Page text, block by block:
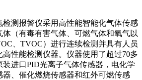
测报警仪采用高性能智能化气体传感
（有毒有害气体、可燃气体和氧气以
、TVOC）进行连续检测并具有人员
性能检测仪器。仪器使用了超过70多
进口PID光离子气体传感器，电化学
、催化燃烧传感器和红外可燃传感